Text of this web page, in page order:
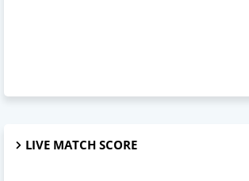
LIVE MATCH SCORE